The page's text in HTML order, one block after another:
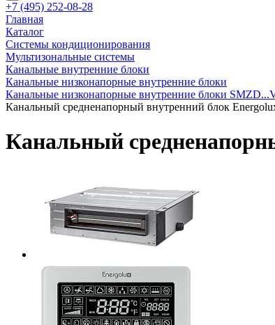
+7 (495) 252-08-28
Главная
Каталог
Системы кондиционирования
Мультизональные системы
Канальные внутренние блоки
Канальные низконапорные внутренние блоки
Канальные низконапорные внутренние блоки
Канальный средненапорный внутренний блок
Канальный